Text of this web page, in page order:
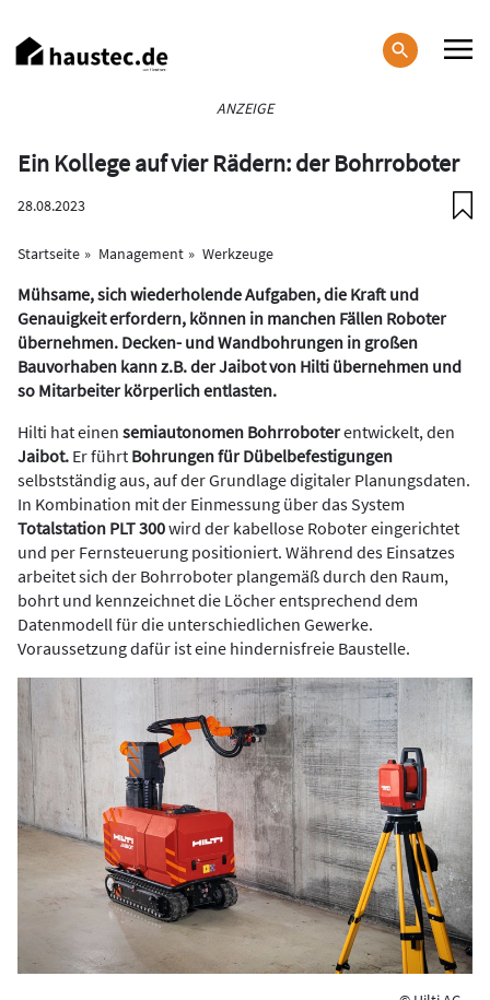
zum
Inhalt
ANZEIGE
Ein Kollege auf vier Rädern: der Bohrroboter
28.08.2023
Startseite Management Werkzeuge
Mühsame, sich wiederholende Aufgaben, die Kraft und
Genauigkeit erfordern, können in manchen Fällen Roboter
übernehmen. Decken- und Wandbohrungen in großen
Bauvorhaben kann z.B. der Jaibot von Hilti übernehmen und
so Mitarbeiter körperlich entlasten.
Hilti hat einen semiautonomen Bohrroboterentwickelt, den
Jaibot. Er führt Bohrungen für Dübelbefestigungen
selbstständig aus, auf der Grundlage digitaler Planungsdaten.
In Kombination mit der Einmessung über das System
Totalstation PLT 300wird der kabellose Roboter eingerichtet
und per Fernsteuerung positioniert. Während des Einsatzes
arbeitet sich der Bohrroboter plangemäß durch den Raum,
bohrt und kennzeichnet die Löcher entsprechend dem
Datenmodell für die unterschiedlichen Gewerke.
Voraussetzung dafür ist eine hindernisfreie Baustelle.